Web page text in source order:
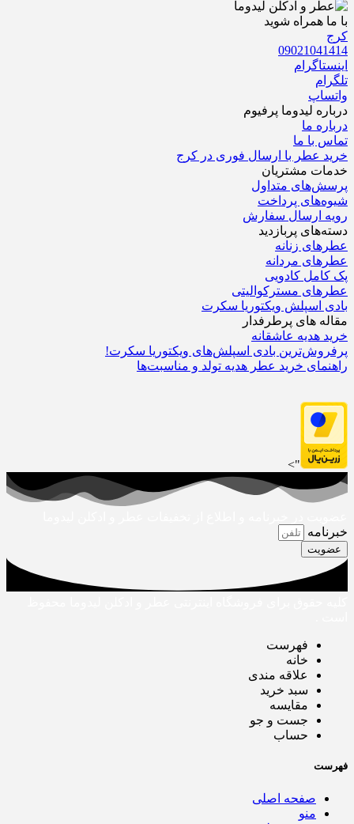
با ما همراه شوید
کرج
09021041414
اینستاگرام
تلگرام
واتساپ
درباره‌ لیدوما پرفیوم
درباره‌ ما
تماس با ما
خرید عطر با ارسال فوری در کرج
خدمات مشتریان
پرسش‌های متداول
شیوه‌های پرداخت
رویه ارسال سفارش‌
دسته‌های پربازدید
عطرهای زنانه
عطرهای مردانه
پک کامل کادویی
عطرهای مسترکوالیتی
بادی اسپلش ویکتوریا سکرت
مقاله های پرطرفدار
خرید هدیه عاشقانه
پرفروش‌ترین بادی اسپلش‌های ویکتوریا سکرت!
راهنمای خرید عطر هدیه تولد و مناسبت‌ها
">
خبرنامه
عضویت
فهرست
خانه
علاقه مندی
سبد خرید
مقایسه
جست و جو
حساب
فهرست
صفحه اصلی
منو